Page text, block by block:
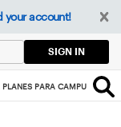
your account!
SIGN IN
PARA CAMPUS DE